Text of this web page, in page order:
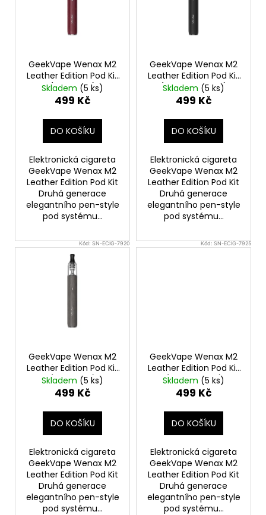
GeekVape Wenax M2
Leather Edition Pod Kit
(Wine Red)
Skladem (5 ks)
499 Kč
DO KOŠÍKU
Elektronická cigareta
GeekVape Wenax M2
Leather Edition Pod Kit
Druhá generace
elegantního pen-style
pod systému...
GeekVape Wenax M2
Leather Edition Pod Kit
(Volcanic Black)
Skladem (5 ks)
499 Kč
DO KOŠÍKU
Elektronická cigareta
GeekVape Wenax M2
Leather Edition Pod Kit
Druhá generace
elegantního pen-style
pod systému...
Kód: SN-ECIG-7920
GeekVape Wenax M2
Leather Edition Pod Kit
(Oak Grey)
Skladem (5 ks)
499 Kč
DO KOŠÍKU
Elektronická cigareta
GeekVape Wenax M2
Leather Edition Pod Kit
Druhá generace
elegantního pen-style
pod systému...
Kód: SN-ECIG-7925
GeekVape Wenax M2
Leather Edition Pod Kit
(Terra Brown)
Skladem (5 ks)
499 Kč
DO KOŠÍKU
Elektronická cigareta
GeekVape Wenax M2
Leather Edition Pod Kit
Druhá generace
elegantního pen-style
pod systému...
CARTRIDGE
TOP
Kč